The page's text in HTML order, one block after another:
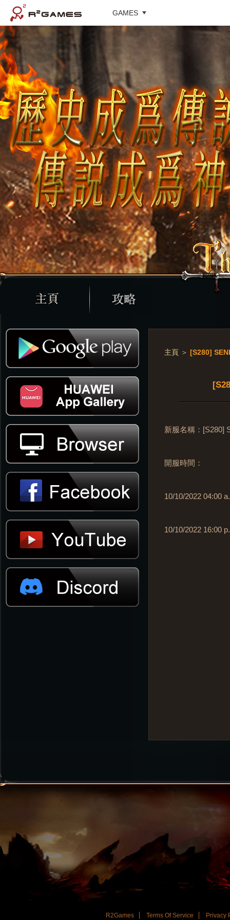
GAMES
主頁 ＞ [S280]
新服名稱：[S280]
開服時間：
10/10/2022 04:00
10/10/2022 16:00
R2Games Terms Of Service Privacy